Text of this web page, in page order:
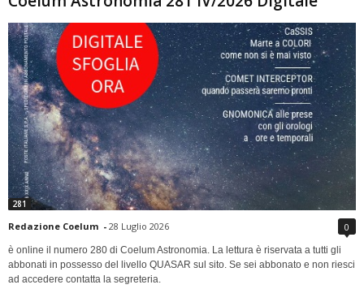
281
Redazione Coelum - 28 Luglio 2026 0
è online il numero 280 di Coelum Astronomia. La lettura è riservata a tutti gli
abbonati in possesso del livello QUASAR sul sito. Se sei abbonato e non riesci
ad accedere contatta la segreteria.